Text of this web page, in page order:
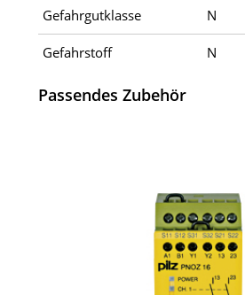
Gefahrgutklasse N
Gefahrstoff N
Passendes Zubehör